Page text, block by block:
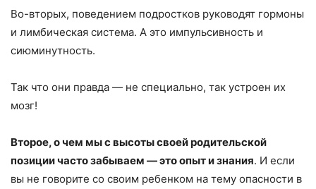
Во-вторых, поведением подростков руководят гормоны
и лимбическая система. А это импульсивность и
сиюминутность.
Так что они правда — не специально, так устроен их
мозг!
Второе, о чем мы с высоты своей родительской
позиции часто забываем — это опыт и знания. И если
вы не говорите со своим ребенком на тему опасности в